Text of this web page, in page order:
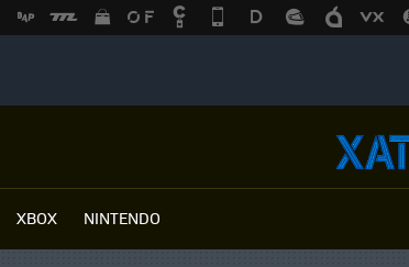
XBOX NINTENDO